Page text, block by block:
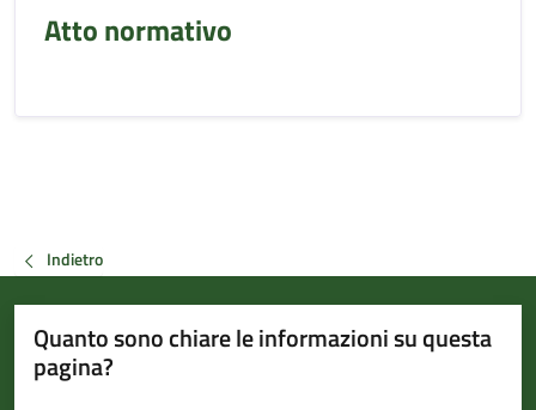
Atto normativo
Indietro
Quanto sono chiare le informazioni su questa
pagina?